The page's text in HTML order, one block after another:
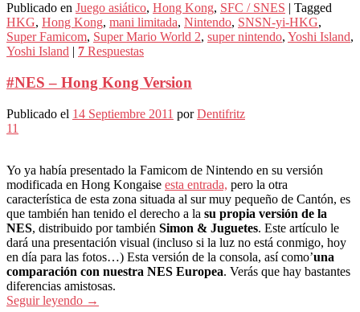
Publicado en Juego asiático, Hong Kong, SFC / SNES | Tagged
HKG, Hong Kong, mani limitada, Nintendo, SNSN-yi-HKG,
Super Famicom, Super Mario World 2, super nintendo, Yoshi Island,
Yoshi Island | 7 Respuestas
#NES – Hong Kong Version
Publicado el 14 Septiembre 2011 porDentifritz
11
Yo ya había presentado la Famicom de Nintendo en su versión
modificada en Hong Kongaise esta entrada, pero la otra
característica de esta zona situada al sur muy pequeño de Cantón, es
que también han tenido el derecho a la su propia versión de la
NES, distribuido por también Simon & Juguetes. Este artículo le
dará una presentación visual (incluso si la luz no está conmigo, hoy
en día para las fotos…) Esta versión de la consola, así como’una
comparación con nuestra NES Europea. Verás que hay bastantes
diferencias amistosas.
Seguir leyendo →